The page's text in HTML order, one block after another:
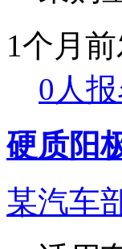
1个月
0人报
硬质阳
某汽车